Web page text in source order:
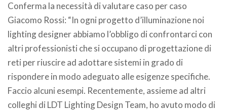
Conferma la necessità di valutare caso per caso
Giacomo Rossi: “In ogni progetto d’illuminazione noi
lighting designer abbiamo l’obbligo di confrontarci con
altri professionisti che si occupano di progettazione di
reti per riuscire ad adottare sistemi in grado di
rispondere in modo adeguato alle esigenze specifiche.
Faccio alcuni esempi. Recentemente, assieme ad altri
colleghi di LDT Lighting Design Team, ho avuto modo di